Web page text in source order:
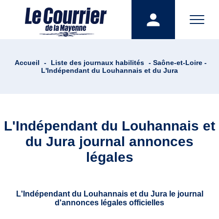
Accueil - Liste des journaux habilités - Saône-et-Loire -
L'Indépendant du Louhannais et du Jura
L'Indépendant du Louhannais et
du Jura journal annonces
légales
L'Indépendant du Louhannais et du Jura le journal
d'annonces légales officielles